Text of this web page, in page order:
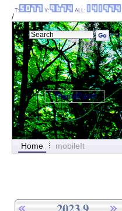
/
Home mobileIt
T: Y: ALL:
ThemePanel